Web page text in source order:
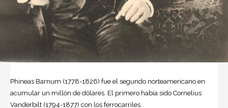
Phineas Barnum (1778-1826) fue el segundo norteamericano en
acumular un millón de dólares. El primero había sido Cornelius
Vanderbilt (1794-1877) con los ferrocarriles.